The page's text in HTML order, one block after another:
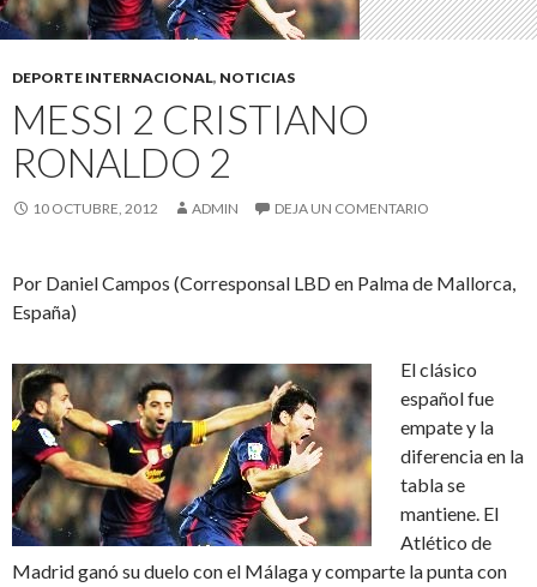
DEPORTE INTERNACIONAL, NOTICIAS
MESSI 2 CRISTIANO
RONALDO 2
10 OCTUBRE, 2012 ADMIN DEJA UN COMENTARIO
Por Daniel Campos (Corresponsal LBD en Palma de Mallorca,
España)
El clásico
español fue
empate y la
diferencia en la
tabla se
mantiene. El
Atlético de
Madrid ganó su duelo con el Málaga y comparte la punta con